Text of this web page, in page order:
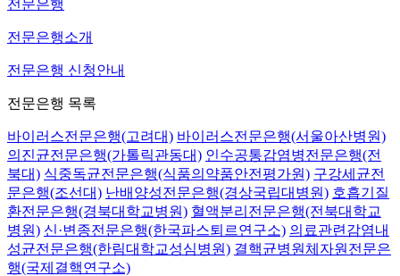
전문은행
전문은행소개
전문은행 신청안내
전문은행 목록
바이러스전문은행(고려대) 바이러스전문은행(서울아산병원)
의진균전문은행(가톨릭관동대) 인수공통감염병전문은행(전
북대) 식중독균전문은행(식품의약품안전평가원) 구강세균전
문은행(조선대) 난배양성전문은행(경상국립대병원) 호흡기질
환전문은행(경북대학교병원) 혈액분리전문은행(전북대학교
병원) 신·변종전문은행(한국파스퇴르연구소) 의료관련감염내
성균전문은행(한림대학교성심병원) 결핵균병원체자원전문은
행(국제결핵연구소)